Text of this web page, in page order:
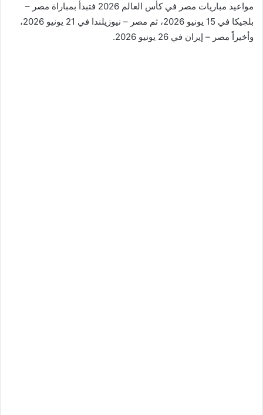
مواعيد مباريات مصر في كأس العالم 2026 فتبدأ بمباراة مصر –
بلجيكا في 15 يونيو 2026، ثم مصر – نيوزيلندا في 21 يونيو 2026،
وأخيراً مصر – إيران في 26 يونيو 2026.